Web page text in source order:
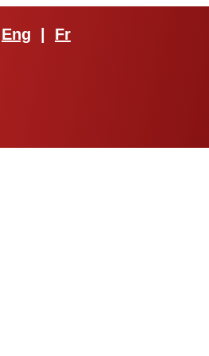
Eng Fr